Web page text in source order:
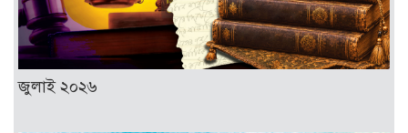
জুলাই ২০২৬